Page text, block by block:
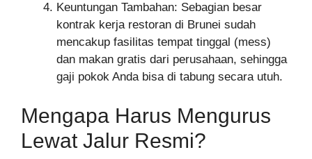
Keuntungan Tambahan: Sebagian besar
kontrak kerja restoran di Brunei sudah
mencakup fasilitas tempat tinggal (mess)
dan makan gratis dari perusahaan, sehingga
gaji pokok Anda bisa di tabung secara utuh.
Mengapa Harus Mengurus
Lewat Jalur Resmi?